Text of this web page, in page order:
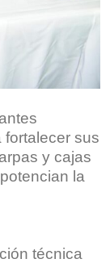
fortalecer sus
y cajas
la
técnica